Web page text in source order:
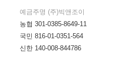
예금주명 (주)빅앤조이
농협 301-0385-8649-11
국민 816-01-0351-564
신한 140-008-844786